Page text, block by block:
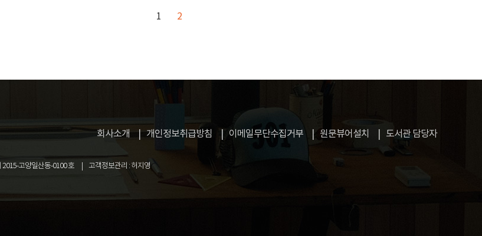
1 2
회사소개 개인정보취급방침 이메일무단수집거부 원문뷰어설치 도서관 담당자
고양일산동-0100 호
고객정보관리 : 허지영